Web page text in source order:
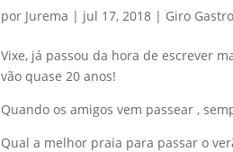
por Jurema | jul 17, 2018 | Giro
Vixe, já passou da hora de escrever
vão quase 20 anos!
Quando os amigos vem passear ,
Qual a melhor praia para passar o